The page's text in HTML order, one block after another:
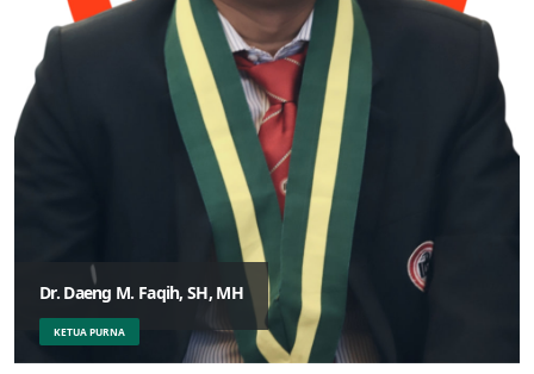
Dr. Daeng M. Faqih, SH, MH
KETUA PURNA